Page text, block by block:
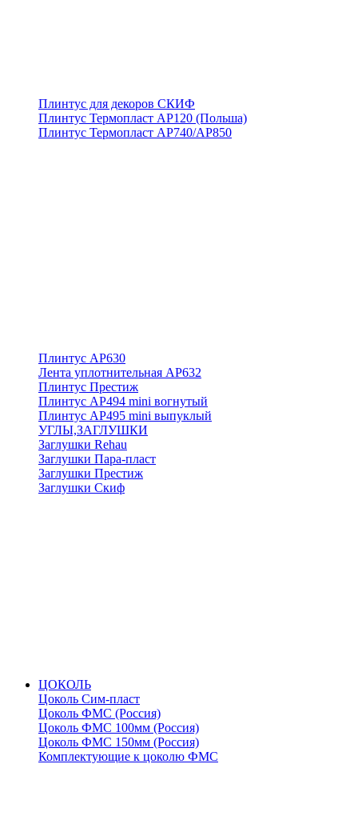
Плинтус для декоров СКИФ
Плинтус Термопласт АР120 (Польша)
Плинтус Термопласт АР740/АР850
Плинтус АР630
Лента уплотнительная АР632
Плинтус Престиж
Плинтус АР494 mini вогнутый
Плинтус АР495 mini выпуклый
УГЛЫ,ЗАГЛУШКИ
Заглушки Rehau
Заглушки Пара-пласт
Заглушки Престиж
Заглушки Скиф
ЦОКОЛЬ
Цоколь Сим-пласт
Цоколь ФМС (Россия)
Цоколь ФМС 100мм (Россия)
Цоколь ФМС 150мм (Россия)
Комплектующие к цоколю ФМС